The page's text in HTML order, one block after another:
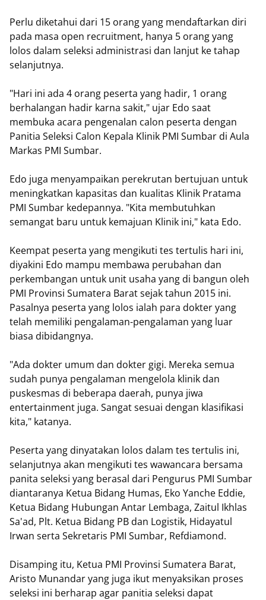
Perlu diketahui dari 15 orang yang mendaftarkan diri
pada masa open recruitment, hanya 5 orang yang
lolos dalam seleksi administrasi dan lanjut ke tahap
selanjutnya.
"Hari ini ada 4 orang peserta yang hadir, 1 orang
berhalangan hadir karna sakit," ujar Edo saat
membuka acara pengenalan calon peserta dengan
Panitia Seleksi Calon Kepala Klinik PMI Sumbar di Aula
Markas PMI Sumbar.
Edo juga menyampaikan perekrutan bertujuan untuk
meningkatkan kapasitas dan kualitas Klinik Pratama
PMI Sumbar kedepannya. "Kita membutuhkan
semangat baru untuk kemajuan Klinik ini," kata Edo.
Keempat peserta yang mengikuti tes tertulis hari ini,
diyakini Edo mampu membawa perubahan dan
perkembangan untuk unit usaha yang di bangun oleh
PMI Provinsi Sumatera Barat sejak tahun 2015 ini.
Pasalnya peserta yang lolos ialah para dokter yang
telah memiliki pengalaman-pengalaman yang luar
biasa dibidangnya.
"Ada dokter umum dan dokter gigi. Mereka semua
sudah punya pengalaman mengelola klinik dan
puskesmas di beberapa daerah, punya jiwa
entertainment juga. Sangat sesuai dengan klasifikasi
kita," katanya.
Peserta yang dinyatakan lolos dalam tes tertulis ini,
selanjutnya akan mengikuti tes wawancara bersama
panita seleksi yang berasal dari Pengurus PMI Sumbar
diantaranya Ketua Bidang Humas, Eko Yanche Eddie,
Ketua Bidang Hubungan Antar Lembaga, Zaitul Ikhlas
Sa'ad, Plt. Ketua Bidang PB dan Logistik, Hidayatul
Irwan serta Sekretaris PMI Sumbar, Refdiamond.
Disamping itu, Ketua PMI Provinsi Sumatera Barat,
Aristo Munandar yang juga ikut menyaksikan proses
seleksi ini berharap agar panitia seleksi dapat